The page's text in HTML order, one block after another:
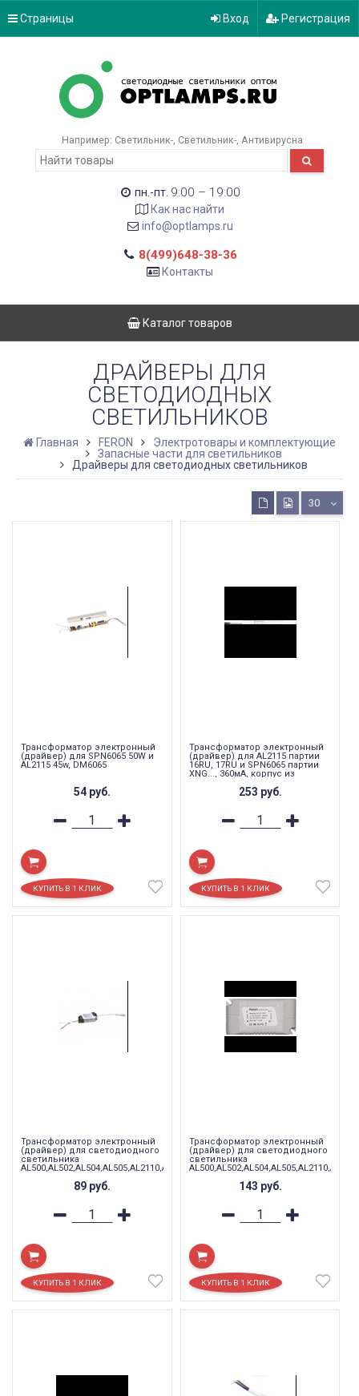
Страницы Вход Регистрация
Например: Светильник- Светильник- Антивирусна
пн.-пт. 9:00 – 19:00
Как нас найти
info@optlamps.ru
8(499)648-38-36
Контакты
Каталог товаров
ДРАЙВЕРЫ ДЛЯ
СВЕТОДИОДНЫХ
СВЕТИЛЬНИКОВ
Главная FERON
Электротовары и комплектующие
Запасные части для светильников
Драйверы для светодиодных светильников
30
Трансформатор электронный
(драйвер) для SPN6065 50W и
AL2115 45w, DM6065
54 руб.
Трансформатор электронный
(драйвер) для AL2115 партии
16RU, 17RU и SPN6065 партии
XNG..., 360мА, корпус из
253 руб.
Трансформатор электронный
(драйвер) для светодиодного
светильника
AL500,AL502,AL504,AL505,AL2110,AL2111
89 руб.
Трансформатор электронный
(драйвер) для светодиодного
светильника
143 руб.